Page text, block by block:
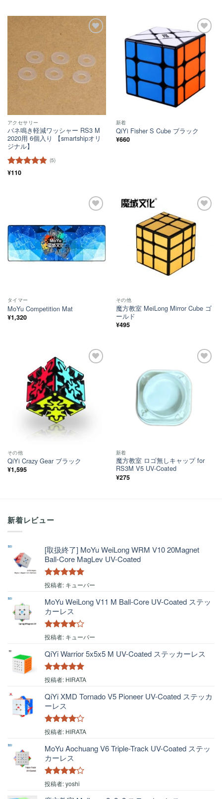
アクセサリー
バネ鳴き軽減ワッシャー RS3 M
2020用 6個入り 【smartshipオリ
ジナル】
5段階中
(5)
¥110
ほし
新着
QiYi Fisher S Cube ブラック
¥660
い！
タイマー
MoYu Competition Mat
¥1,320
その他
魔方教室 MeiLong Mirror Cube ゴ
ールド
¥495
その他
QiYi Crazy Gear ブラック
¥1,595
新着
魔方教室 ロゴ無しキャップ for
RS3M V5 UV-Coated
¥275
新着レビュー
[取扱終了] MoYu WeiLong WRM V10 20Magnet
Ball-Core MagLev UV-Coated
5段階中 5 の
投稿者: キューバー
MoYu WeiLong V11 M Ball-Core UV-Coated ステッ
カーレス
5段階中 4
投稿者: キューバー
QiYi Warrior 5x5x5 M UV-Coated ステッカーレス
5段階中5の
投稿者: HIRATA
QiYi XMD Tornado V5 Pioneer UV-Coated ステッカ
ーレス
5段階中4
投稿者: HIRATA
MoYu Aochuang V6 Triple-Track UV-Coated ステッ
カーレス
5段階中4
の評価
投稿者: yoshi